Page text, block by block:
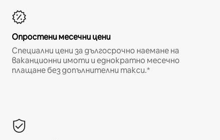
Опростени месечни цени
Специални цени за дългосрочно наемане на
ваканционни имоти и еднократно месечно
плащане без допълнителни такси.*